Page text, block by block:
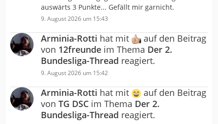
auswärts 3 Punkte... Gefällt mir garnicht.
9. August 2026 um 15:43
Arminia-Rotti hat mit
auf den Beitrag
von 12freunde im Thema Der 2.
Bundesliga-Thread reagiert.
9. August 2026 um 15:42
Arminia-Rotti hat mit
auf den Beitrag
von TG DSC im Thema Der 2.
Bundesliga-Thread reagiert.